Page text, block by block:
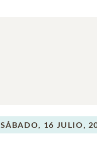
SÁBADO, 16 JULIO,